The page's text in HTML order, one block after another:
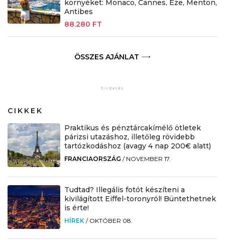
környéket: Monaco, Cannes, Éze, Menton,
Antibes
88.280 FT
ÖSSZES AJÁNLAT
CIKKEK
Praktikus és pénztárcakímélő ötletek
párizsi utazáshoz, illetőleg rövidebb
tartózkodáshoz (avagy 4 nap 200€ alatt)
FRANCIAORSZÁG / NOVEMBER 17.
Tudtad? Illegális fotót készíteni a
kivilágított Eiffel-toronyról! Büntethetnek
is érte!
HÍREK / OKTÓBER 08.